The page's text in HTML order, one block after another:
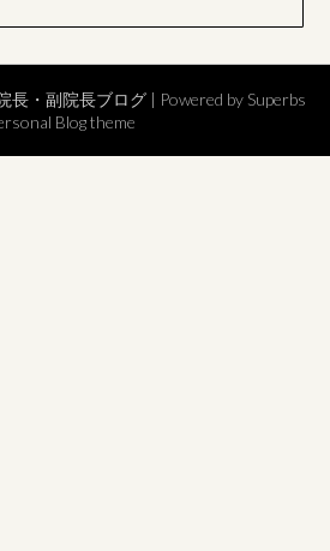
・副院長ブログ | Powered by Superbs
Blog theme